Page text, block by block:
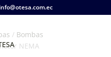
info@otesa.com.ec
/ Bombas
NEMA